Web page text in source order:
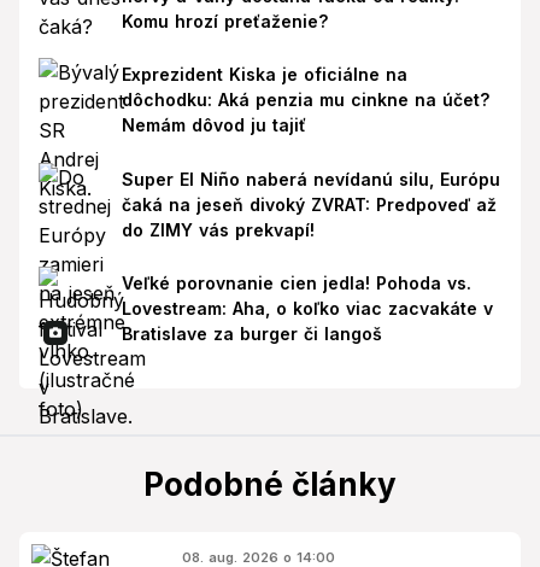
Komu hrozí preťaženie?
Exprezident Kiska je oficiálne na
dôchodku: Aká penzia mu cinkne na účet?
Nemám dôvod ju tajiť
Super El Niño naberá nevídanú silu, Európu
čaká na jeseň divoký ZVRAT: Predpoveď až
do ZIMY vás prekvapí!
Veľké porovnanie cien jedla! Pohoda vs.
Lovestream: Aha, o koľko viac zacvakáte v
Bratislave za burger či langoš
Podobné články
08. aug. 2026 o 14:00